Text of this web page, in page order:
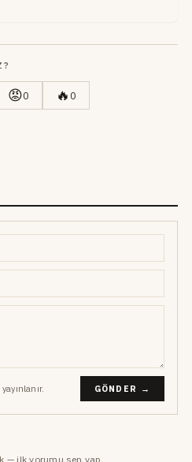
😡0 🔥0
GÖNDER →
— ilk yorumu sen yap.